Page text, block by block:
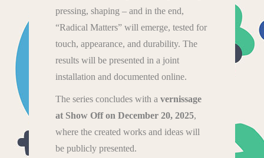
pressing, shaping – and in the end,
“Radical Matters” will emerge, tested for
touch, appearance, and durability. The
results will be presented in a joint
installation and documented online.
The series concludes with a vernissage
at Show Off on December 20, 2025,
where the created works and ideas will
be publicly presented.